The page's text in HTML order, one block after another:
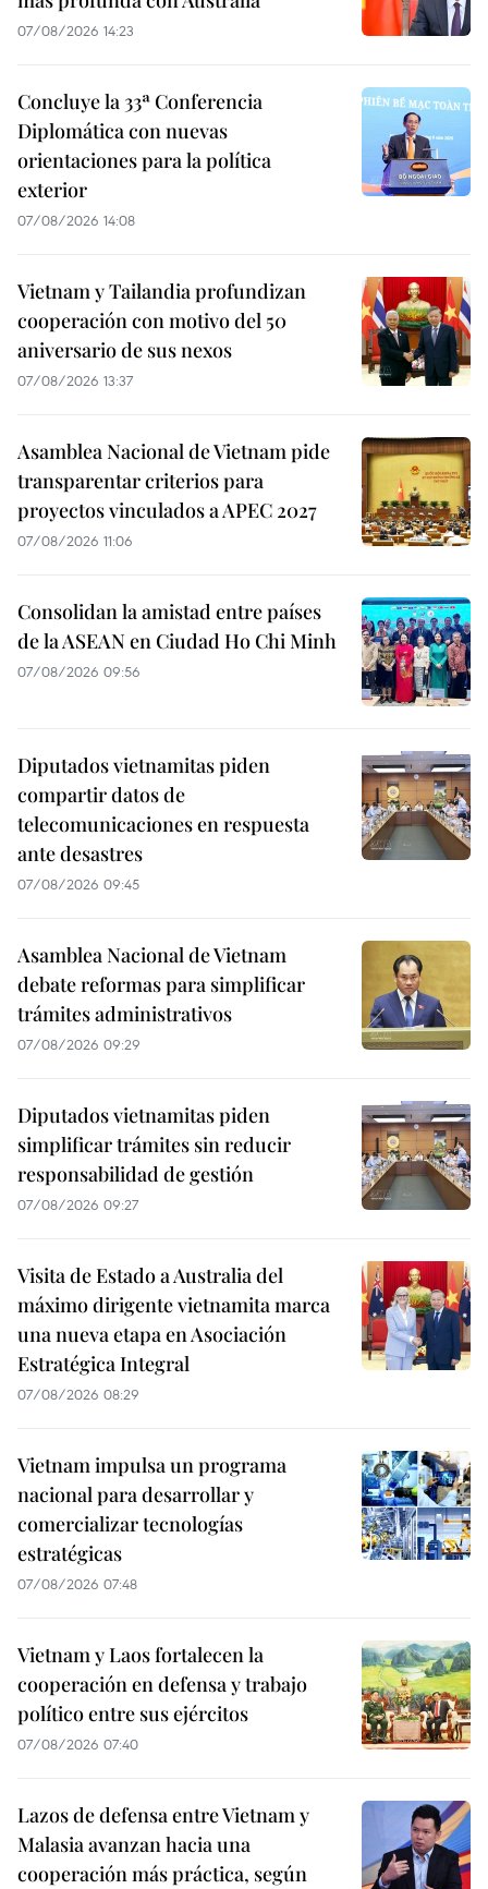
07/08/2026 14:23
Concluye la 33ª Conferencia
Diplomática con nuevas
orientaciones para la política
exterior
07/08/2026 14:08
Vietnam y Tailandia profundizan
cooperación con motivo del 50
aniversario de sus nexos
07/08/2026 13:37
Asamblea Nacional de Vietnam pide
transparentar criterios para
proyectos vinculados a APEC 2027
07/08/2026 11:06
Consolidan la amistad entre países
de la ASEAN en Ciudad Ho Chi Minh
07/08/2026 09:56
Diputados vietnamitas piden
compartir datos de
telecomunicaciones en respuesta
ante desastres
07/08/2026 09:45
Asamblea Nacional de Vietnam
debate reformas para simplificar
trámites administrativos
07/08/2026 09:29
Diputados vietnamitas piden
simplificar trámites sin reducir
responsabilidad de gestión
07/08/2026 09:27
Visita de Estado a Australia del
máximo dirigente vietnamita marca
una nueva etapa en Asociación
Estratégica Integral
07/08/2026 08:29
Vietnam impulsa un programa
nacional para desarrollar y
comercializar tecnologías
estratégicas
07/08/2026 07:48
Vietnam y Laos fortalecen la
cooperación en defensa y trabajo
político entre sus ejércitos
07/08/2026 07:40
Lazos de defensa entre Vietnam y
Malasia avanzan hacia una
cooperación más práctica, según